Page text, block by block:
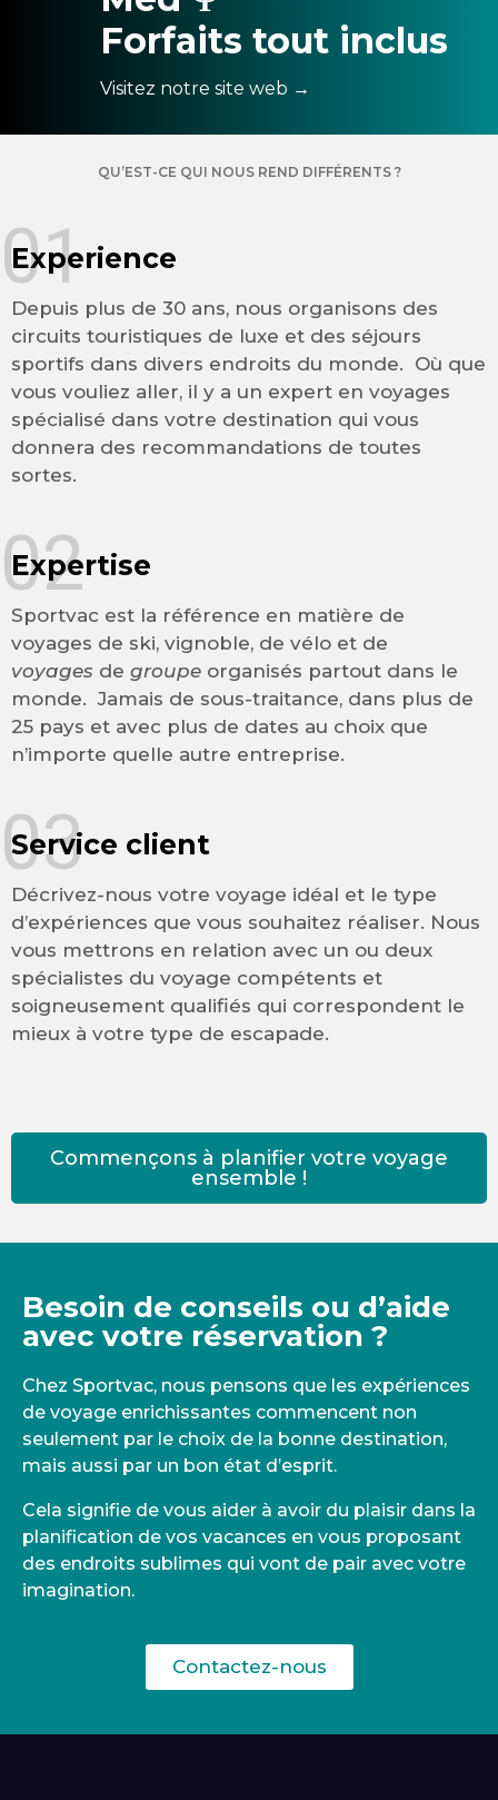
Forfaits tout inclus
Visitez notre site web →
QU’EST-CE QUI NOUS REND DIFFÉRENTS ?
Experience
Depuis plus de 30 ans, nous organisons des
circuits touristiques de luxe et des séjours
sportifs dans divers endroits du monde. Où que
vous vouliez aller, il y a un expert en voyages
spécialisé dans votre destination qui vous
donnera des recommandations de toutes
sortes.
01
Expertise
Sportvac est la référence en matière de
voyages de ski, vignoble, de vélo et de
voyages de groupe organisés partout dans le
monde. Jamais de sous-traitance, dans plus de
25 pays et avec plus de dates au choix que
n’importe quelle autre entreprise.
02
Service client
Décrivez-nous votre voyage idéal et le type
d’expériences que vous souhaitez réaliser. Nous
vous mettrons en relation avec un ou deux
spécialistes du voyage compétents et
soigneusement qualifiés qui correspondent le
mieux à votre type de escapade.
03
Commençons à planifier votre voyage
ensemble !
Besoin de conseils ou d’aide
avec votre réservation ?
Chez Sportvac, nous pensons que les expériences
de voyage enrichissantes commencent non
seulement par le choix de la bonne destination,
mais aussi par un bon état d’esprit.
Cela signifie de vous aider à avoir du plaisir dans la
planification de vos vacances en vous proposant
des endroits sublimes qui vont de pair avec votre
imagination.
Contactez-nous